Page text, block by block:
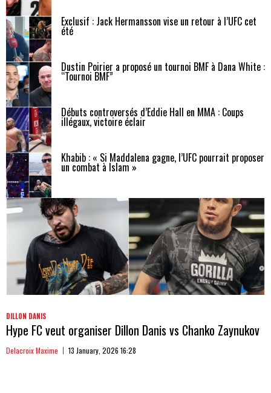
Exclusif : Jack Hermansson vise un retour à l’UFC cet
été
Dustin Poirier a proposé un tournoi BMF à Dana White :
“Tournoi BMF”
Débuts controversés d’Eddie Hall en MMA : Coups
illégaux, victoire éclair
Khabib : « Si Maddalena gagne, l’UFC pourrait proposer
un combat à Islam »
DILLON DANIS
Hype FC veut organiser Dillon Danis vs Chanko Zaynukov
Delacroix Maxime 13 January, 2026 16:28